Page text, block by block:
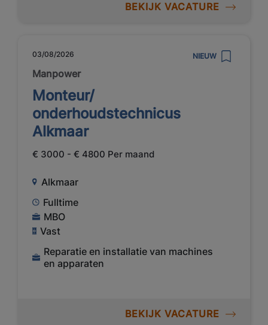
BEKIJK VACATURE
03/08/2026 NIEUW
Manpower
Monteur/
onderhoudstechnicus
Alkmaar
€ 3000 - € 4800 Per maand
Alkmaar
Fulltime
MBO
Vast
Reparatie en installatie van machines
en apparaten
BEKIJK VACATURE